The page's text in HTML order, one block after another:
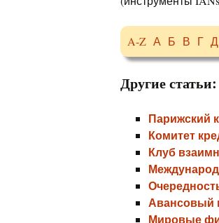
A-Z А Б В Г Д
Другие статьи:
Парижский
Комитет
Клуб
Авансовый
Мировые